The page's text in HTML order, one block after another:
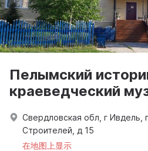
Пелымский
краеведческий
Свердловская обл, г Ивдель,
Строителей, д 15
在地图上显示